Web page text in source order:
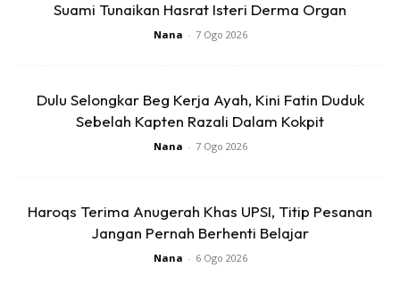
Ads
Suami Tunaikan Hasrat Isteri Derma Organ
Nana - 7 Ogo 2026
Dulu Selongkar Beg Kerja Ayah, Kini Fatin Duduk
Sebelah Kapten Razali Dalam Kokpit
Nana - 7 Ogo 2026
Haroqs Terima Anugerah Khas UPSI, Titip Pesanan
Jangan Pernah Berhenti Belajar
Nana - 6 Ogo 2026